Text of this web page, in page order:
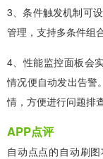
3、条件触发机制可
管理，支持多条件组
4、性能监控面板会
情况便自动发出告警
情，方便进行问题排查
APP点评
自动点点的自动刷